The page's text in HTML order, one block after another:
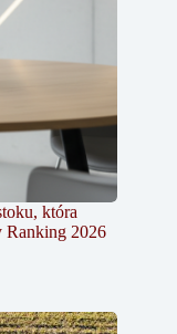
która
Ranking 2026